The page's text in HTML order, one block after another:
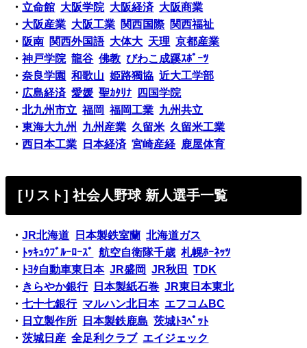
・ 立命館 大阪学院 大阪経済 大阪商業
・ 大阪産業 大阪工業 関西国際 関西福祉
・ 阪南 関西外国語 大体大 天理 京都産業
・神戸学院 龍谷 佛教 びわこ成蹊ｽﾎﾟｰﾂ
・奈良学園 和歌山 姫路獨協 近大工学部
・ 広島経済 愛媛 聖ｶﾀﾘﾅ
四国学院
・北九州市立 福岡 福岡工業 九州共立
・東海大九州 九州産業 久留米 久留米工業
・西日本工業 日本経済 宮崎産経 鹿屋体育
[リスト] 社会人野球 新人選手一覧
・JR北海道 日本製鉄室蘭 北海道ガス
・ ﾄｯｷｭｳﾌﾞﾙｰﾛｰｽﾞ 航空自衛隊千歳 札幌ﾎｰﾈｯﾂ
・ ﾄﾖﾀ自動車東日本 JR盛岡 JR秋田
TDK
・ きらやか銀行 日本製紙石巻 JR東日本東北
・七十七銀行 マルハン北日本 エフコムBC
・ 日立製作所 日本製鉄鹿島 茨城ﾄﾖﾍﾟｯﾄ
・茨城日産 全足利クラブ エイジェック